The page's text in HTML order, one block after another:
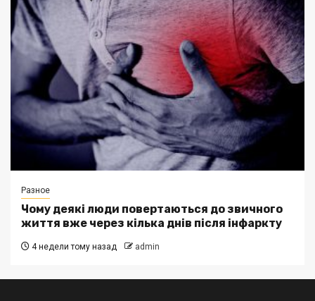
Разное
Чому деякі люди повертаються до звичного
життя вже через кілька днів після інфаркту
4 недели тому назад admin